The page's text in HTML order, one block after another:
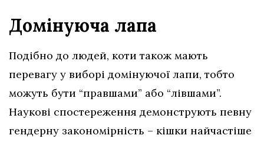
Домінуюча лапа
Подібно до людей, коти також мають
перевагу у виборі домінуючої лапи, тобто
можуть бути “правшами” або “лівшами”.
Наукові спостереження демонструють певну
гендерну закономірність – кішки найчастіше